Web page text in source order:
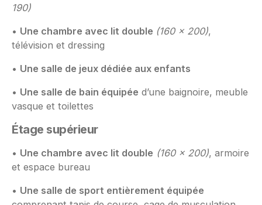
190)
• Une chambre avec lit double (160 x 200),
télévision et dressing
• Une salle de jeux dédiée aux enfants
• Une salle de bain équipée d’une baignoire, meuble
vasque et toilettes
Étage supérieur
• Une chambre avec lit double (160 x 200), armoire
et espace bureau
• Une salle de sport entièrement équipée